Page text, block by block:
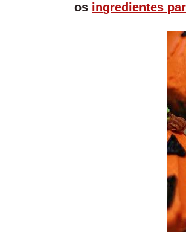
os ingredientes